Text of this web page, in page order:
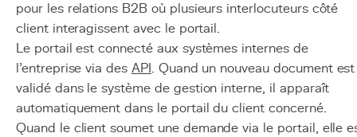
pour les relations B2B où plusieurs interlocuteurs côté
client interagissent avec le portail.
Le portail est connecté aux systèmes internes de
l'entreprise via des API. Quand un nouveau document est
validé dans le système de gestion interne, il apparaît
automatiquement dans le portail du client concerné.
Quand le client soumet une demande via le portail, elle